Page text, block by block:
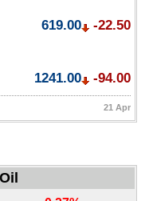
619.00
-22.50
1241.00 -94.00
21 Apr